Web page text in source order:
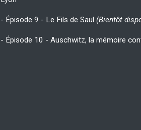
- Épisode 9 - Le Fils de Saul (Bientôt
- Épisode 10 - Auschwitz, la mémoire